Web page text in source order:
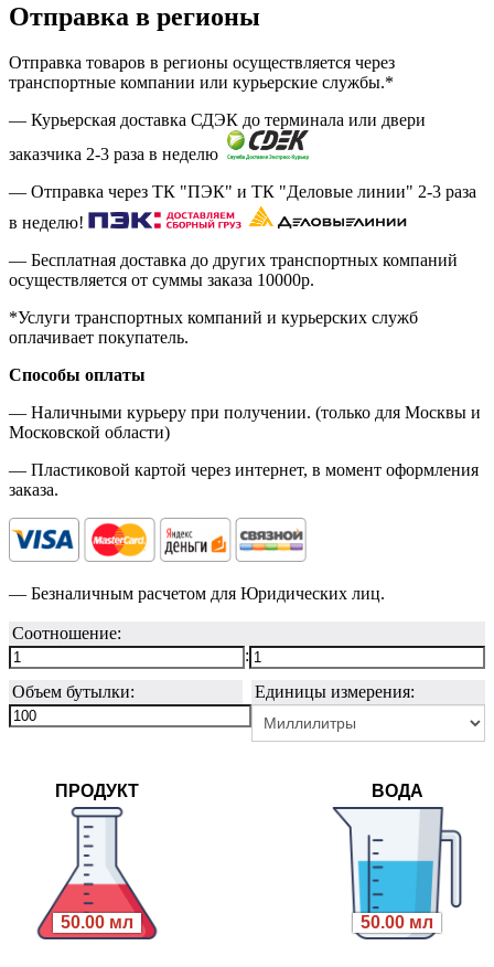
Отправка в регионы
Отправка товаров в регионы осуществляется через
транспортные компании или курьерские службы.*
— Курьерская доставка СДЭК до терминала или двери
заказчика 2-3 раза в неделю
— Отправка через ТК "ПЭК" и ТК "Деловые линии" 2-3 раза
в неделю!
— Бесплатная доставка до других транспортных компаний
осуществляется от суммы заказа 10000р.
*Услуги транспортных компаний и курьерских служб
оплачивает покупатель.
Способы оплаты
— Наличными курьеру при получении. (только для Москвы и
Московской области)
— Пластиковой картой через интернет, в момент оформления
заказа.
— Безналичным расчетом для Юридических лиц.
Соотношение:
:
Объем бутылки:
Единицы измерения:
ПРОДУКТ
50.00 мл
ВОДА
50.00 мл